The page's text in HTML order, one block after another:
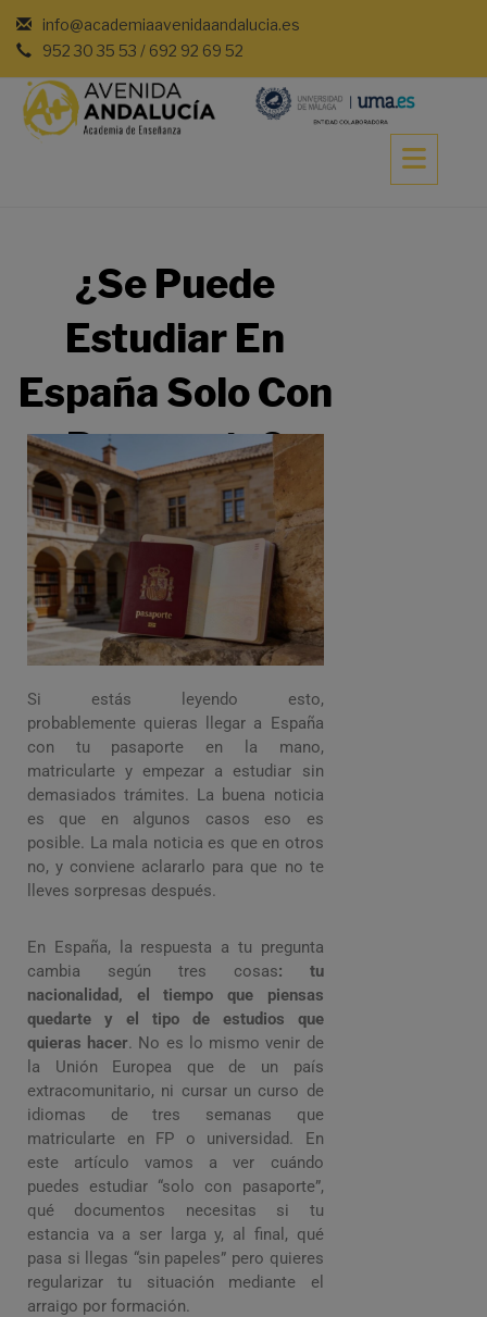
info@academiaavenidaandalucia.es
952 30 35 53 / 692 92 69 52
¿Se Puede
Estudiar En
España Solo Con
Pasaporte?
Requisitos Y
Pasos
Si estás leyendo esto,
probablemente quieras llegar a España
con tu pasaporte en la mano,
matricularte y empezar a estudiar sin
demasiados trámites. La buena noticia
es que en algunos casos eso es
posible. La mala noticia es que en otros
no, y conviene aclararlo para que no te
lleves sorpresas después.
En España, la respuesta a tu pregunta
cambia según tres cosas: tu
nacionalidad, el tiempo que piensas
quedarte y el tipo de estudios que
quieras hacer. No es lo mismo venir de
la Unión Europea que de un país
extracomunitario, ni cursar un curso de
idiomas de tres semanas que
matricularte en FP o universidad. En
este artículo vamos a ver cuándo
puedes estudiar “solo con pasaporte”,
qué documentos necesitas si tu
estancia va a ser larga y, al final, qué
pasa si llegas “sin papeles” pero quieres
regularizar tu situación mediante el
arraigo por formación.